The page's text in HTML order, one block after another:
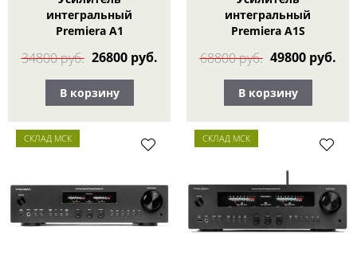
интегральный
Premiera A1
34800 руб. 26800 руб.
В корзину
интегральный
Premiera A1S
68800 руб. 49800 руб.
В корзину
СКЛАД МСК СКЛАД МСК